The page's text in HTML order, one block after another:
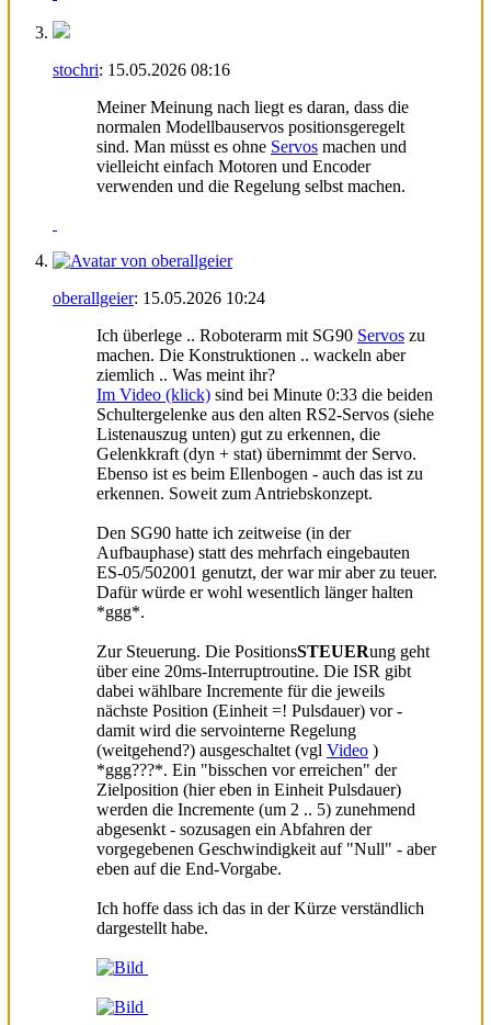
stochri: 15.05.2026 08:16
Meiner Meinung nach liegt es daran, dass die
normalen Modellbauservos positionsgeregelt
sind. Man müsst es ohne Servos machen und
vielleicht einfach Motoren und Encoder
verwenden und die Regelung selbst machen.
oberallgeier: 15.05.2026 10:24
Ich überlege .. Roboterarm mit SG90 Servos zu
machen. Die Konstruktionen .. wackeln aber
ziemlich .. Was meint ihr?
Im Video (klick) sind bei Minute 0:33 die beiden
Schultergelenke aus den alten RS2-Servos (siehe
Listenauszug unten) gut zu erkennen, die
Gelenkkraft (dyn + stat) übernimmt der Servo.
Ebenso ist es beim Ellenbogen - auch das ist zu
erkennen. Soweit zum Antriebskonzept.
Den SG90 hatte ich zeitweise (in der
Aufbauphase) statt des mehrfach eingebauten
ES-05/502001 genutzt, der war mir aber zu teuer.
Dafür würde er wohl wesentlich länger halten
*ggg*.
Zur Steuerung. Die PositionsSTEUERung geht
über eine 20ms-Interruptroutine. Die ISR gibt
dabei wählbare Incremente für die jeweils
nächste Position (Einheit =! Pulsdauer) vor -
damit wird die servointerne Regelung
(weitgehend?) ausgeschaltet (vgl Video )
*ggg???*. Ein "bisschen vor erreichen" der
Zielposition (hier eben in Einheit Pulsdauer)
werden die Incremente (um 2 .. 5) zunehmend
abgesenkt - sozusagen ein Abfahren der
vorgegebenen Geschwindigkeit auf "Null" - aber
eben auf die End-Vorgabe.
Ich hoffe dass ich das in der Kürze verständlich
dargestellt habe.